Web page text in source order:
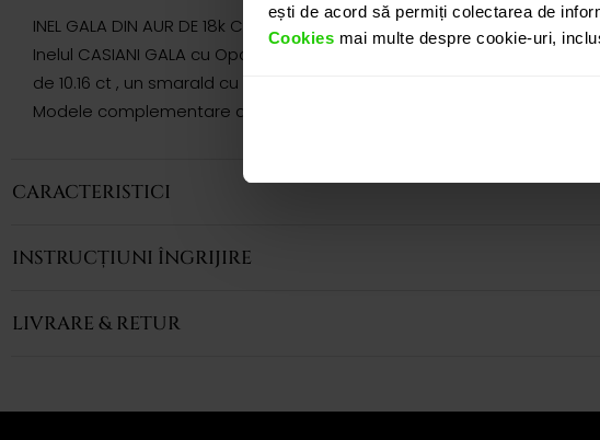
ești de acord să permiți colectarea de
Cookies mai multe despre cookie-uri,
INEL GALA DIN AUR DE 18k CU OPAL, SMARALD SI DIAMANTE
Inelul CASIANI GALA cu Opal, Smarald si Diamante din aur galben
de 10.16 ct , un smarald cu taietura in forma de para de 1.37 ct si
Modele complementare acestui produs puteti regasi atat in colectia
CARACTERISTICI
INSTRUCȚIUNI ÎNGRIJIRE
LIVRARE & RETUR